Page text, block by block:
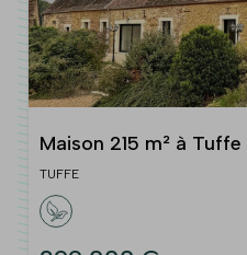
Maison 215 m² à Tuffe
TUFFE